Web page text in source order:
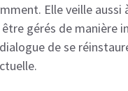
Elle veille aussi
gérés de manière
de se